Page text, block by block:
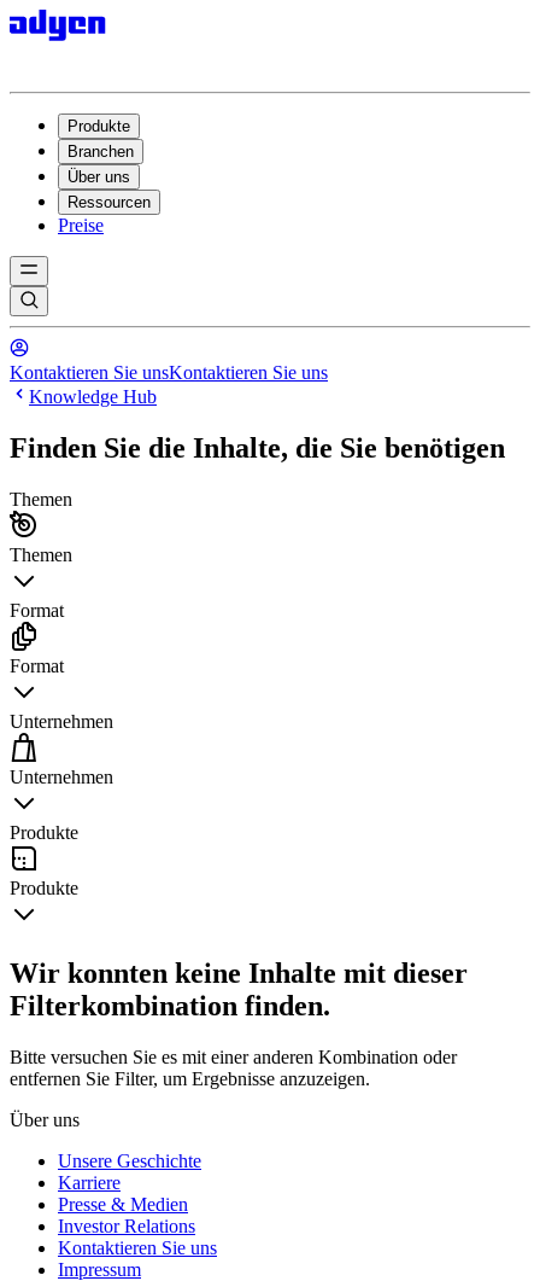
Produkte
Branchen
Über uns
Ressourcen
Preise
Kontaktieren Sie unsKontaktieren Sie uns
Knowledge Hub
Finden Sie die Inhalte, die Sie benötigen
Themen
Themen
Format
Format
Unternehmen
Unternehmen
Produkte
Produkte
Wir konnten keine Inhalte mit dieser
Filterkombination finden.
Bitte versuchen Sie es mit einer anderen Kombination oder
entfernen Sie Filter, um Ergebnisse anzuzeigen.
Über uns
Unsere Geschichte
Karriere
Presse & Medien
Investor Relations
Kontaktieren Sie uns
Impressum